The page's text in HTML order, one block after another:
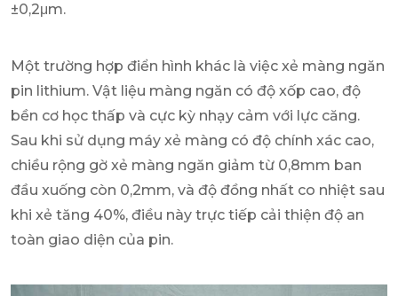
±0,2μm.
Một trường hợp điển hình khác là việc xẻ màng ngăn
pin lithium. Vật liệu màng ngăn có độ xốp cao, độ
bền cơ học thấp và cực kỳ nhạy cảm với lực căng.
Sau khi sử dụng máy xẻ màng có độ chính xác cao,
chiều rộng gờ xẻ màng ngăn giảm từ 0,8mm ban
đầu xuống còn 0,2mm, và độ đồng nhất co nhiệt sau
khi xẻ tăng 40%, điều này trực tiếp cải thiện độ an
toàn giao diện của pin.